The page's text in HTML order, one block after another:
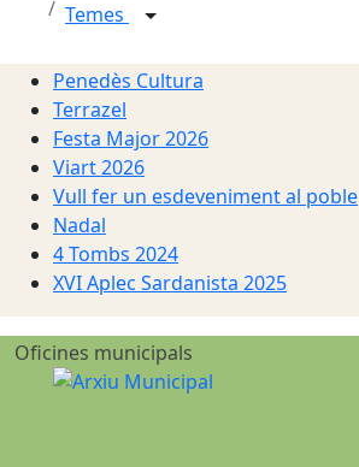
Temes
Penedès Cultura
Terrazel
Festa Major 2026
Viart 2026
Vull fer un esdeveniment al poble
Nadal
4 Tombs 2024
XVI Aplec Sardanista 2025
Oficines municipals